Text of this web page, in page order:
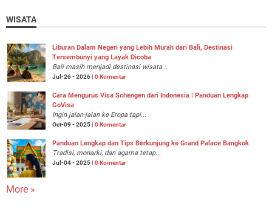
WISATA
Liburan Dalam Negeri yang Lebih Murah dari Bali, Destinasi
Tersembunyi yang Layak Dicoba
Bali masih menjadi destinasi wisata...
Jul-26 - 2026 | 0 Komentar
Cara Mengurus Visa Schengen dari Indonesia | Panduan Lengkap
GoVisa
Ingin jalan-jalan ke Eropa tapi...
Oct-09 - 2025 | 0 Komentar
Panduan Lengkap dan Tips Berkunjung ke Grand Palace Bangkok
Tradisi, monarki, dan agama tetap...
Jul-04 - 2025 | 0 Komentar
More »